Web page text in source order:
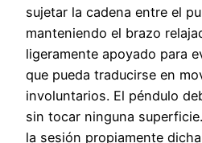
sujetar la cadena entre el
manteniendo el brazo
ligeramente apoyado para
que pueda traducirse en
involuntarios. El péndulo
sin tocar ninguna
la sesión propiamente